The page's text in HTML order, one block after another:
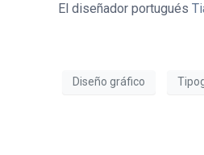
El diseñador portugués
Diseño gráfico